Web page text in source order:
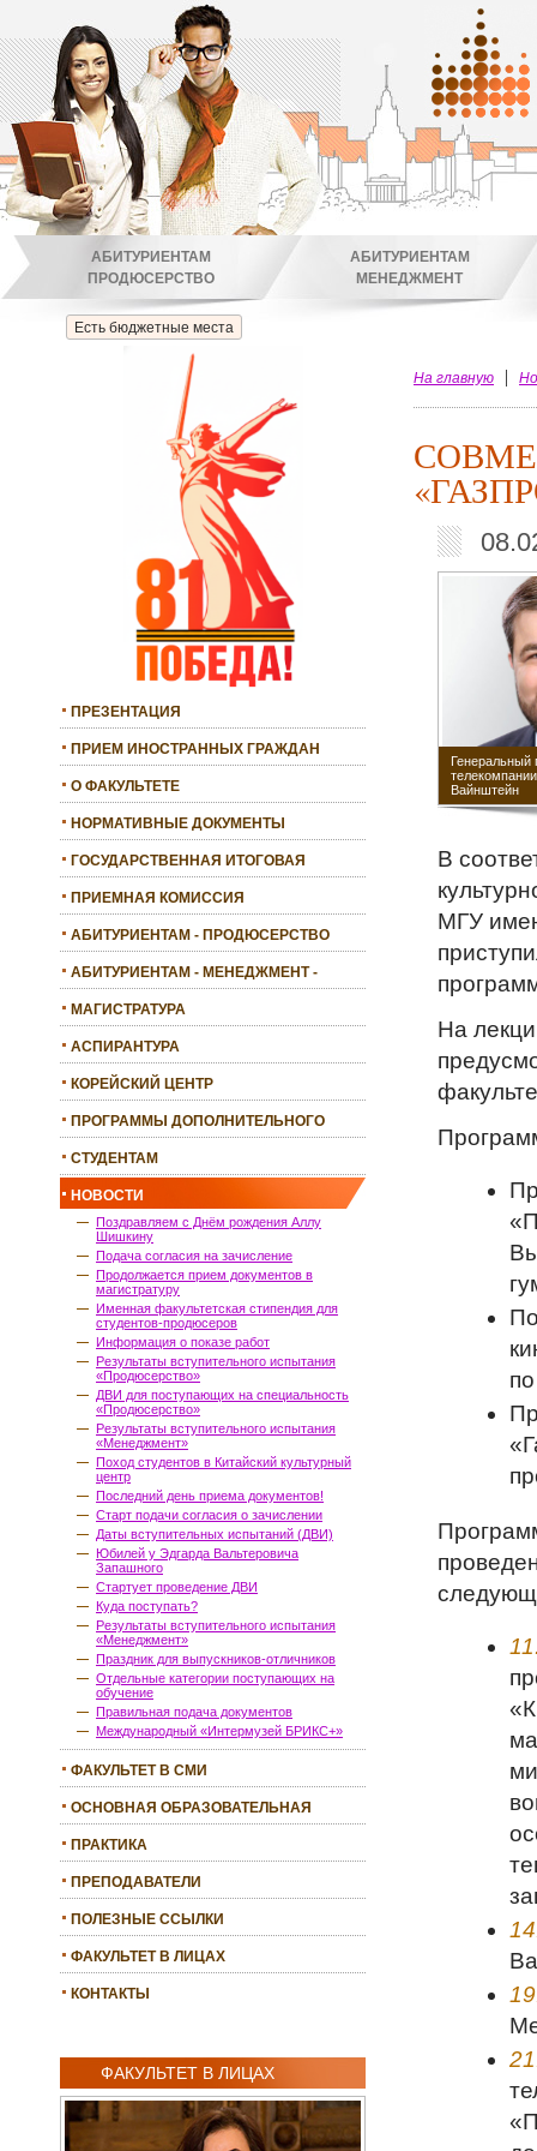
Есть бюджетные места
АБИТУРИЕНТАМ
ПРОДЮСЕРСТВО
АБИТУРИЕНТАМ
МЕНЕДЖМЕНТ
ПРЕЗЕНТАЦИЯ
ПРИЕМ ИНОСТРАННЫХ ГРАЖДАН
О ФАКУЛЬТЕТЕ
НОРМАТИВНЫЕ ДОКУМЕНТЫ
ГОСУДАРСТВЕННАЯ ИТОГОВАЯ
ПРИЕМНАЯ КОМИССИЯ
АБИТУРИЕНТАМ - ПРОДЮСЕРСТВО
АБИТУРИЕНТАМ - МЕНЕДЖМЕНТ -
МАГИСТРАТУРА
АСПИРАНТУРА
КОРЕЙСКИЙ ЦЕНТР
ПРОГРАММЫ ДОПОЛНИТЕЛЬНОГО
СТУДЕНТАМ
НОВОСТИ
Поздравляем с Днём рождения Аллу
Шишкину
Подача согласия на зачисление
Продолжается прием документов в
магистратуру
Именная факультетская стипендия для
студентов-продюсеров
Информация о показе работ
Результаты вступительного испытания
«Продюсерство»
ДВИ для поступающих на специальность
«Продюсерство»
Результаты вступительного испытания
«Менеджмент»
Поход студентов в Китайский культурный
центр
Последний день приема документов!
Старт подачи согласия о зачислении
Даты вступительных испытаний (ДВИ)
Юбилей у Эдгарда Вальтеровича
Запашного
Стартует проведение ДВИ
Куда поступать?
Результаты вступительного испытания
«Менеджмент»
Праздник для выпускников-отличников
Отдельные категории поступающих на
обучение
Правильная подача документов
Международный «Интермузей БРИКС+»
ФАКУЛЬТЕТ В СМИ
ОСНОВНАЯ ОБРАЗОВАТЕЛЬНАЯ
ПРАКТИКА
ПРЕПОДАВАТЕЛИ
ПОЛЕЗНЫЕ ССЫЛКИ
ФАКУЛЬТЕТ В ЛИЦАХ
КОНТАКТЫ
ФАКУЛЬТЕТ В ЛИЦАХ
На главную
Генеральный
Вайнштейн
В
МГУ
На